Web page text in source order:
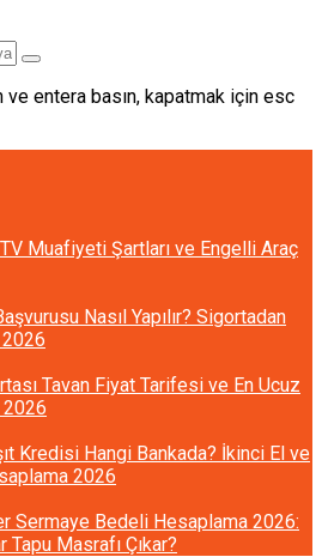
ve entera basın, kapatmak için esc
Muafiyeti Şartları ve Engelli Araç
Nasıl Yapılır? Sigortadan
Tavan Fiyat Tarifesi ve En Ucuz
Kredisi Hangi Bankada? İkinci El ve
2026
Sermaye Bedeli Hesaplama 2026:
Tapu Masrafı Çıkar?